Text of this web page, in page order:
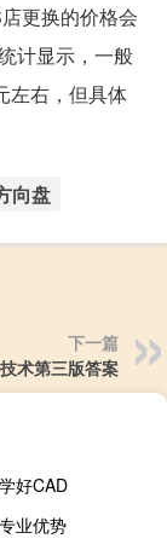
更换的价格会
计显示，一般
左右，但具体
向盘
下一篇
术第三版答案
好CAD
业优势